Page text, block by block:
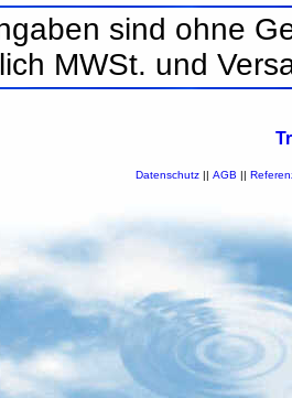
sind ohne
MWSt. und
Datenschutz|| AGB ||